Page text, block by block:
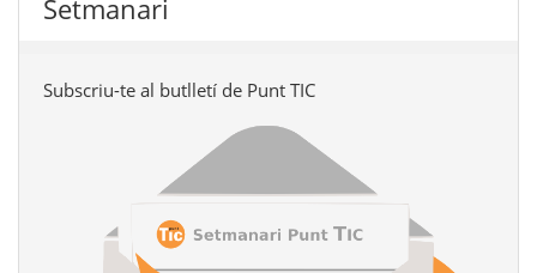
Setmanari
Subscriu-te al butlletí de Punt TIC